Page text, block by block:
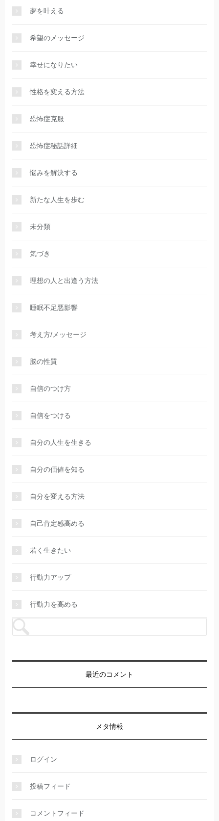
夢を叶える
希望のメッセージ
幸せになりたい
性格を変える方法
恐怖症克服
恐怖症秘話詳細
悩みを解決する
新たな人生を歩む
未分類
気づき
理想の人と出逢う方法
睡眠不足悪影響
考え方/メッセージ
脳の性質
自信のつけ方
自信をつける
自分の人生を生きる
自分の価値を知る
自分を変える方法
自己肯定感高める
若く生きたい
行動力アップ
行動力を高める
最近のコメント
メタ情報
ログイン
投稿フィード
コメントフィード